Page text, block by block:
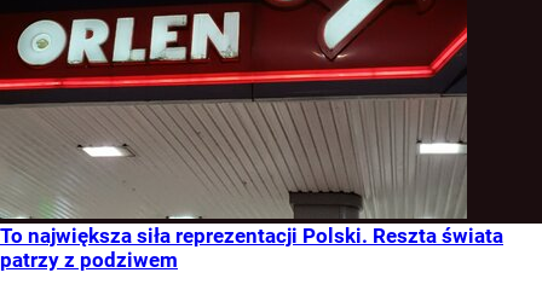
To największa siła reprezentacji Polski. Reszta świata
patrzy z podziwem